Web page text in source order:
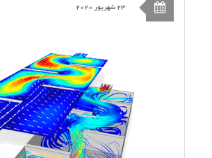
23 شهریور 2020